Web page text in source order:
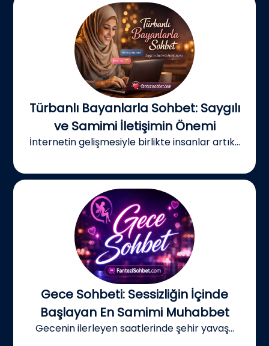
Türbanlı Bayanlarla Sohbet: Saygılı
ve Samimi İletişimin Önemi
İnternetin gelişmesiyle birlikte insanlar artık...
Gece Sohbeti: Sessizliğin İçinde
Başlayan En Samimi Muhabbet
Gecenin ilerleyen saatlerinde şehir yavaş...